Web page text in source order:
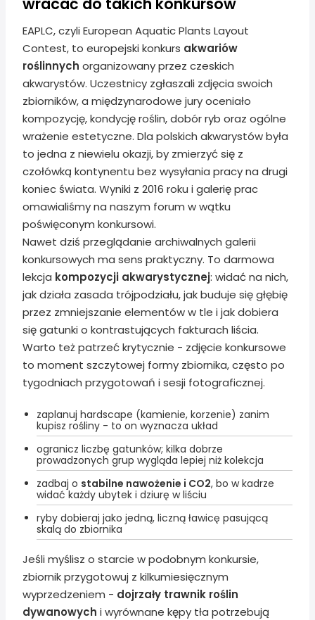
EAPLC, czyli European Aquatic Plants Layout
Contest, to europejski konkurs akwariów
roślinnych organizowany przez czeskich
akwarystów. Uczestnicy zgłaszali zdjęcia swoich
zbiorników, a międzynarodowe jury oceniało
kompozycję, kondycję roślin, dobór ryb oraz ogólne
wrażenie estetyczne. Dla polskich akwarystów była
to jedna z niewielu okazji, by zmierzyć się z
czołówką kontynentu bez wysyłania pracy na drugi
koniec świata. Wyniki z 2016 roku i galerię prac
omawialiśmy na naszym forum w wątku
poświęconym konkursowi.
Nawet dziś przeglądanie archiwalnych galerii
konkursowych ma sens praktyczny. To darmowa
lekcja kompozycji akwarystycznej: widać na nich,
jak działa zasada trójpodziału, jak buduje się głębię
przez zmniejszanie elementów w tle i jak dobiera
się gatunki o kontrastujących fakturach liścia.
Warto też patrzeć krytycznie - zdjęcie konkursowe
to moment szczytowej formy zbiornika, często po
tygodniach przygotowań i sesji fotograficznej.
zaplanuj hardscape (kamienie, korzenie) zanim
kupisz rośliny - to on wyznacza układ
ogranicz liczbę gatunków; kilka dobrze
prowadzonych grup wygląda lepiej niż kolekcja
zadbaj o stabilne nawożenie i CO2, bo w kadrze
widać każdy ubytek i dziurę w liściu
ryby dobieraj jako jedną, liczną ławicę pasującą
skalą do zbiornika
Jeśli myślisz o starcie w podobnym konkursie,
zbiornik przygotowuj z kilkumiesięcznym
wyprzedzeniem - dojrzały trawnik roślin
dywanowych i wyrównane kępy tła potrzebują